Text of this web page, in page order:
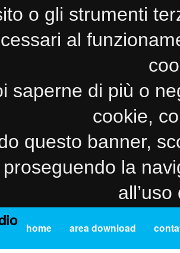
o gli strumenti
al
saperne di più o
cookie,
questo banner,
la
home area download